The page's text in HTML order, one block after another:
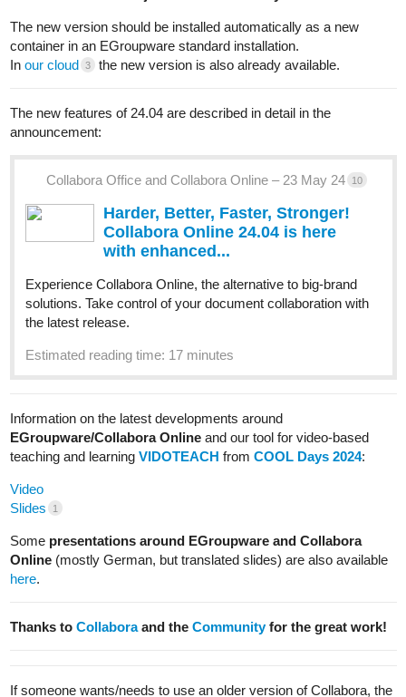
The new version should be installed automatically as a new
container in an EGroupware standard installation.
In our cloud 3 the new version is also already available.
The new features of 24.04 are described in detail in the
announcement:
Collabora Office and Collabora Online – 23 May 24 10
Harder, Better, Faster, Stronger!
Collabora Online 24.04 is here
with enhanced...
Experience Collabora Online, the alternative to big-brand
solutions. Take control of your document collaboration with
the latest release.
Estimated reading time: 17 minutes
Information on the latest developments around
EGroupware/Collabora Online and our tool for video-based
teaching and learning VIDOTEACH from COOL Days 2024:
Video
Slides
1
Some presentations around EGroupware and Collabora
Online (mostly German, but translated slides) are also available
here.
Thanks to Collaboraand the Communityfor the great work!
If someone wants/needs to use an older version of Collabora, the